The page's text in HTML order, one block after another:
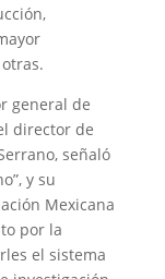
general de
director de
señaló
y su
Mexicana
por la
el sistema